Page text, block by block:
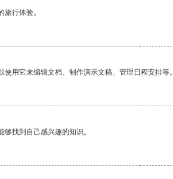
行体验。
用它来编辑文档、制作演示文稿、管理日程安排等。
找到自己感兴趣的知识。